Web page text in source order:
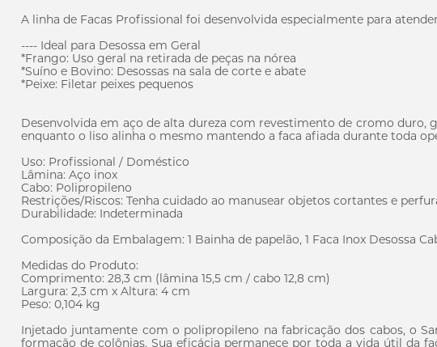
A linha de Facas Profissional foi desenvolvida especialmente para
---- Ideal para Desossa em Geral
*Frango: Uso geral na retirada de peças na nórea
*Suíno e Bovino: Desossas na sala de corte e abate
*Peixe: Filetar peixes pequenos
Desenvolvida em aço de alta dureza com revestimento de cromo duro,
enquanto o liso alinha o mesmo mantendo a faca afiada durante toda
Uso: Profissional / Doméstico
Lâmina: Aço inox
Cabo: Polipropileno
Restrições/Riscos: Tenha cuidado ao manusear objetos cortantes e
Durabilidade: Indeterminada
Composição da Embalagem: 1 Bainha de papelão, 1 Faca Inox Desossa
Medidas do Produto:
Comprimento: 28,3 cm (lâmina 15,5 cm / cabo 12,8 cm)
Largura: 2,3 cm x Altura: 4 cm
Peso: 0,104 kg
Injetado juntamente com o polipropileno na fabricação dos cabos, o
formação de colônias. Sua eficácia permanece por toda a vida útil da